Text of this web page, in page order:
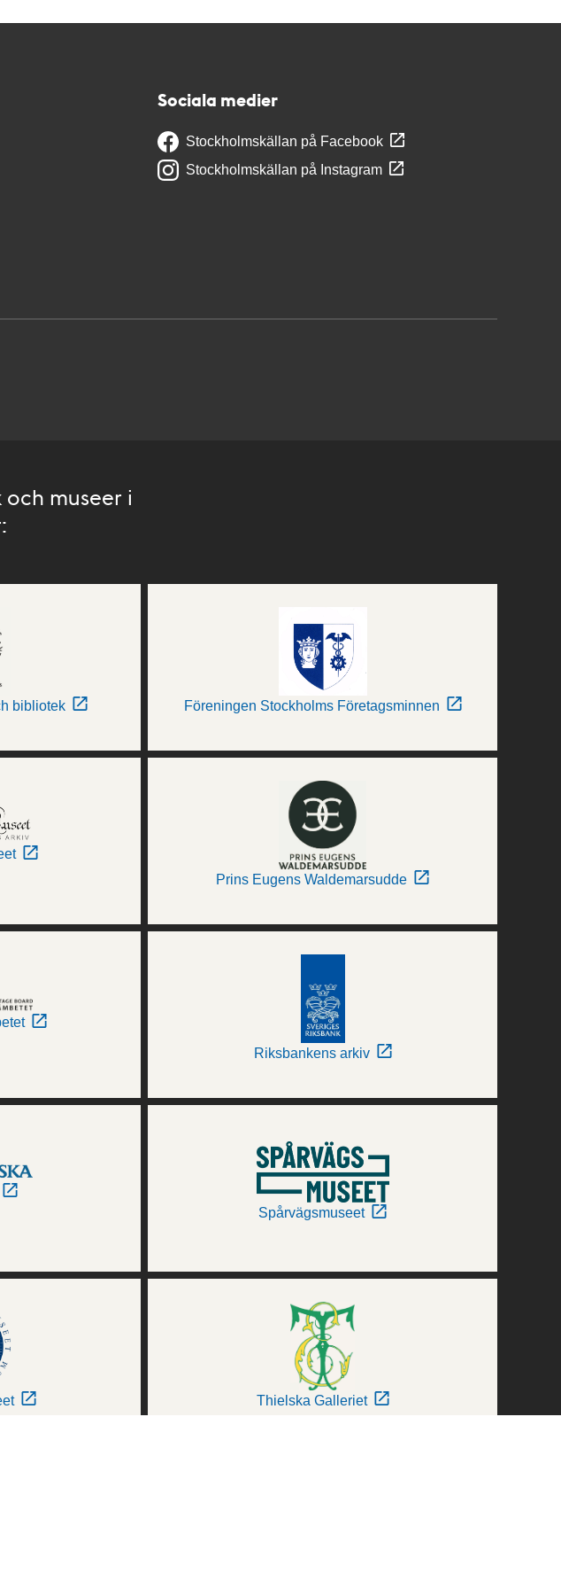
Sociala medier
Stockholmskällan på Facebook
Stockholmskällan på Instagram
museer i
bibliotek Föreningen Stockholms Företagsminnen
Prins Eugens Waldemarsudde
Riksbankens arkiv
Spårvägsmuseet
Thielska Galleriet